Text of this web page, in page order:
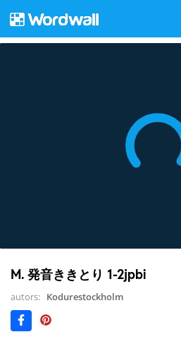
M. 発音ききとり 1-2jpbi
autors: Kodurestockholm